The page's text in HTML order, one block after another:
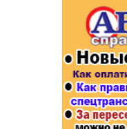
Афиша
Популярное →
Строительство и